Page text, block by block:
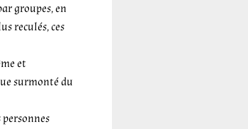
groupes, en
reculés, ces
et
surmonté du